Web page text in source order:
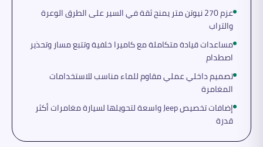
عزم 270 نيوتن متر يمنح ثقة في السير على الطرق الوعرة
والتراب
مساعدات قيادة متكاملة مع كاميرا خلفية وتتبع مسار وتحذير
اصطدام
تصميم داخلي عملي مقاوم للماء مناسب للاستخدامات
المغامرة
إضافات تخصيص Jeep واسعة لتحويلها لسيارة مغامرات أكثر
قدرة